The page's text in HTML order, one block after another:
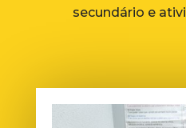
secundário e